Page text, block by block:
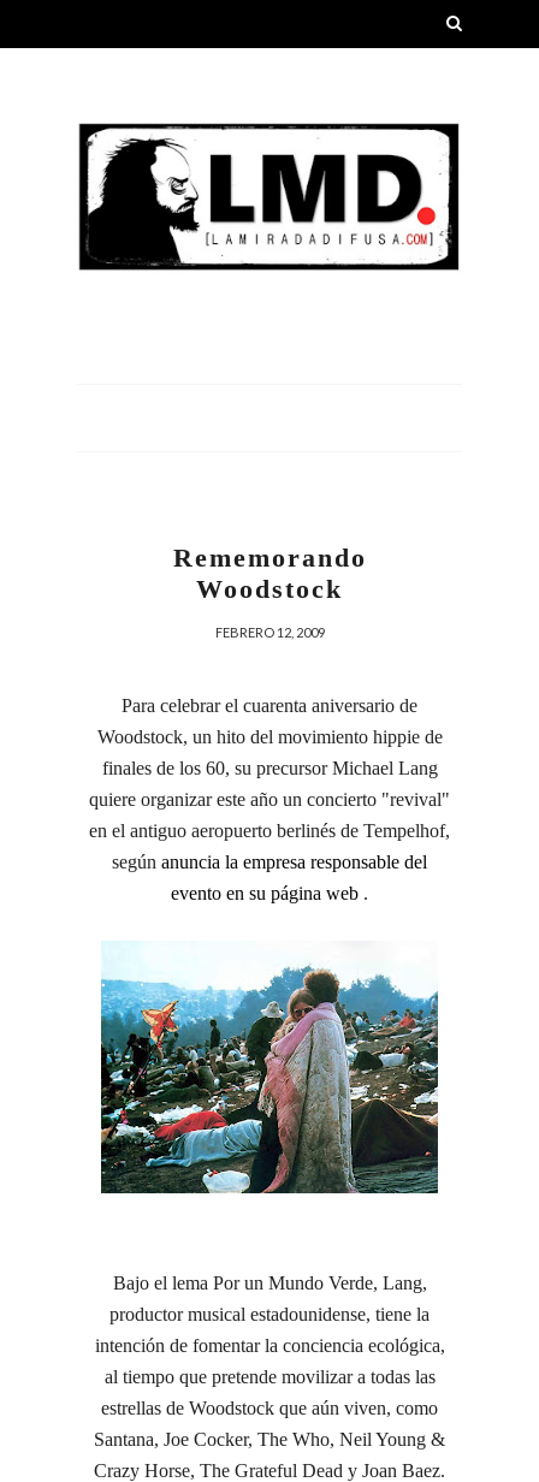
Rememorando
Woodstock
FEBRERO 12, 2009
Para celebrar el cuarenta aniversario de
Woodstock, un hito del movimiento hippie de
finales de los 60, su precursor Michael Lang
quiere organizar este año un concierto "revival"
en el antiguo aeropuerto berlinés de Tempelhof,
según anuncia la empresa responsable del
evento en su página web .
Bajo el lema Por un Mundo Verde, Lang,
productor musical estadounidense, tiene la
intención de fomentar la conciencia ecológica,
al tiempo que pretende movilizar a todas las
estrellas de Woodstock que aún viven, como
Santana, Joe Cocker, The Who, Neil Young &
Crazy Horse, The Grateful Dead y Joan Baez.